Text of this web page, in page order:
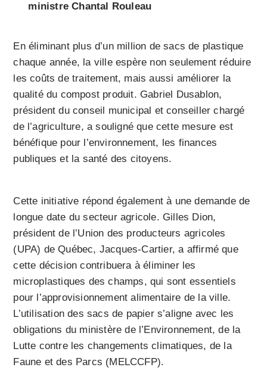
ministre Chantal Rouleau
En éliminant plus d’un million de sacs de plastique
chaque année, la ville espère non seulement réduire
les coûts de traitement, mais aussi améliorer la
qualité du compost produit. Gabriel Dusablon,
président du conseil municipal et conseiller chargé
de l’agriculture, a souligné que cette mesure est
bénéfique pour l’environnement, les finances
publiques et la santé des citoyens.
Cette initiative répond également à une demande de
longue date du secteur agricole. Gilles Dion,
président de l’Union des producteurs agricoles
(UPA) de Québec, Jacques-Cartier, a affirmé que
cette décision contribuera à éliminer les
microplastiques des champs, qui sont essentiels
pour l’approvisionnement alimentaire de la ville.
L’utilisation des sacs de papier s’aligne avec les
obligations du ministère de l’Environnement, de la
Lutte contre les changements climatiques, de la
Faune et des Parcs (MELCCFP).